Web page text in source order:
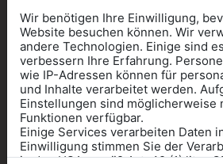
Wir benötigen Ihre Einwilligung,
Website besuchen können. Wir
andere Technologien. Einige sind
verbessern Ihre Erfahrung.
wie IP-Adressen können für
und Inhalte verarbeitet werden.
Einstellungen sind möglicherweise
Funktionen verfügbar.
Einige Services verarbeiten Daten
Einwilligung stimmen Sie der
in den USA gemäß Art. 49 (1) lit. a
Informationen
Kleidung
für die SCHULE